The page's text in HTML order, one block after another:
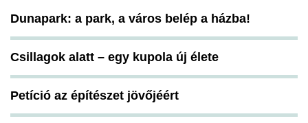
Dunapark: a park, a város belép a házba!
Csillagok alatt – egy kupola új élete
Petíció az építészet jövőjéért